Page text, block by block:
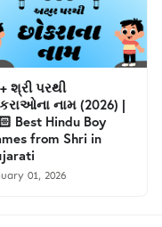
શ્રી પરથી
નામ (2026) |
Best Hindu Boy
from Shri in
01, 2026